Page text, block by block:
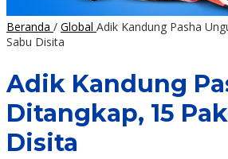
Beranda / Global Adik Kandung Pasha
Sabu Disita
Adik Kandung
Ditangkap, 15
Disita